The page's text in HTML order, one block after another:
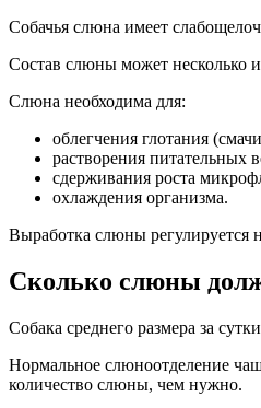
Собачья слюна имеет
Состав слюны может несколько
Слюна необходима для:
облегчения глотания
растворения питательных
сдерживания роста
охлаждения организма.
Выработка слюны регулируется
Сколько слюны
Собака среднего размера за
Нормальное слюноотделение
количество слюны, чем нужно.